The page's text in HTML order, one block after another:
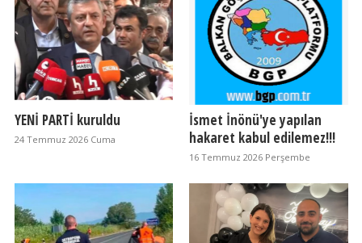
YENİ PARTİ kuruldu
24 Temmuz 2026 Cuma
İsmet İnönü'ye yapılan
hakaret kabul edilemez!!!
16 Temmuz 2026 Perşembe